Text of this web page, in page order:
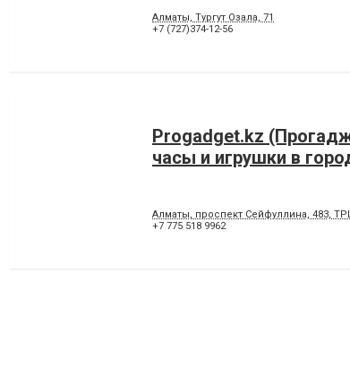
Алматы, Тургут Озала, 71
+7 (727)374-12-56
Progadget.kz
часы и игрушки в
Алматы, проспект Сейфуллина, 483,
+7 775 518 9962